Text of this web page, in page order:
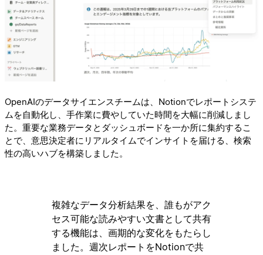
OpenAIのデータサイエンスチームは、Notionでレポートシステ
ムを自動化し、手作業に費やしていた時間を大幅に削減しまし
た。重要な業務データとダッシュボードを一か所に集約するこ
とで、意思決定者にリアルタイムでインサイトを届ける、検索
性の高いハブを構築しました。
複雑なデータ分析結果を、誰もがアク
セス可能な読みやすい文書として共有
する機能は、画期的な変化をもたらし
ました。週次レポートをNotionで共